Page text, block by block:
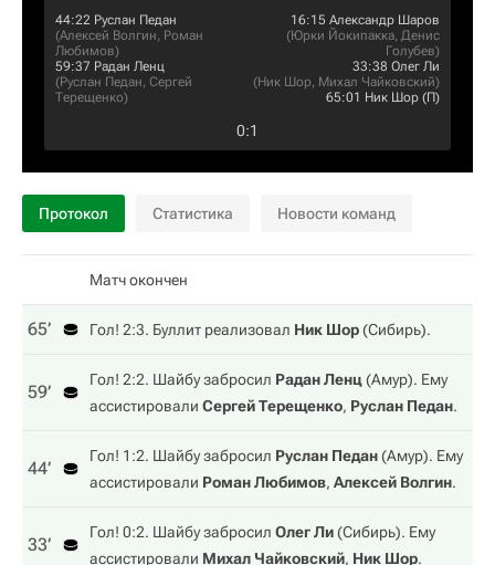
44:22 Руслан Педан
(Алексей Волгин, Роман
Любимов)
59:37 Радан Ленц
(Руслан Педан, Сергей
Терещенко)
16:15 Александр Шаров
(Юрки Йокипакка, Денис
Голубев)
33:38 Олег Ли
(Ник Шор, Михал Чайковский)
65:01 Ник Шор (П)
0:1
Протокол Статистика Новости команд
Матч окончен
65‎’‎ Гол! 2:3. Буллит реализовал Ник Шор(Сибирь).
59‎’‎
Гол! 2:2. Шайбу забросил Радан Ленц(Амур). Ему
ассистировали Сергей Терещенко, Руслан Педан.
44‎’‎
Гол! 1:2. Шайбу забросил Руслан Педан(Амур). Ему
ассистировали Роман Любимов, Алексей Волгин.
33‎’‎
Гол! 0:2. Шайбу забросил Олег Ли(Сибирь). Ему
ассистировали Михал Чайковский, Ник Шор.